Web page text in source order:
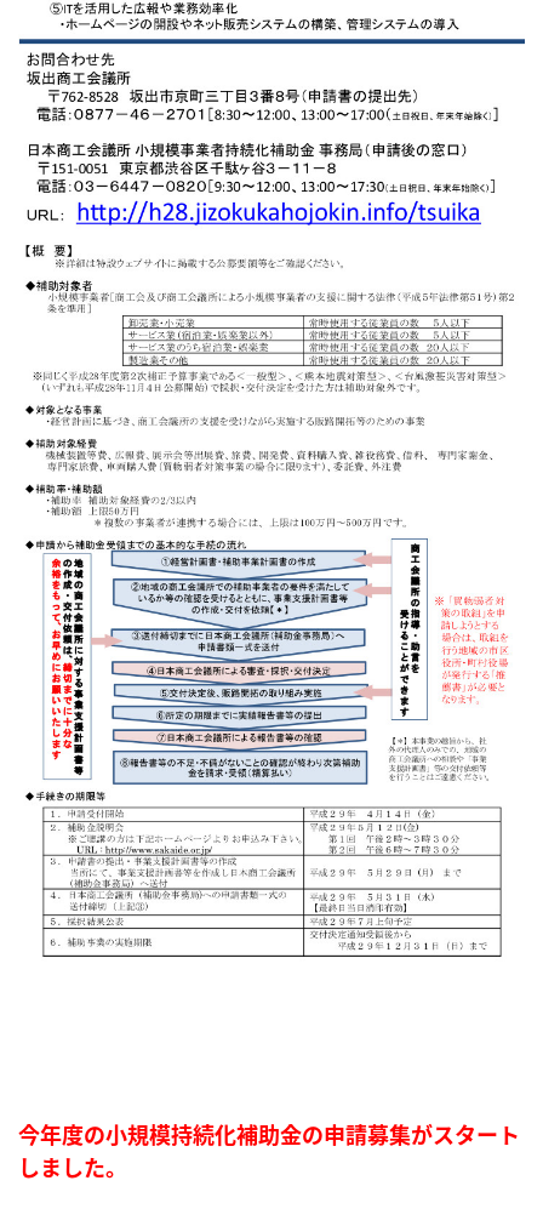
今年度の小規模持続化補助金の申請募集がスタート
しました。